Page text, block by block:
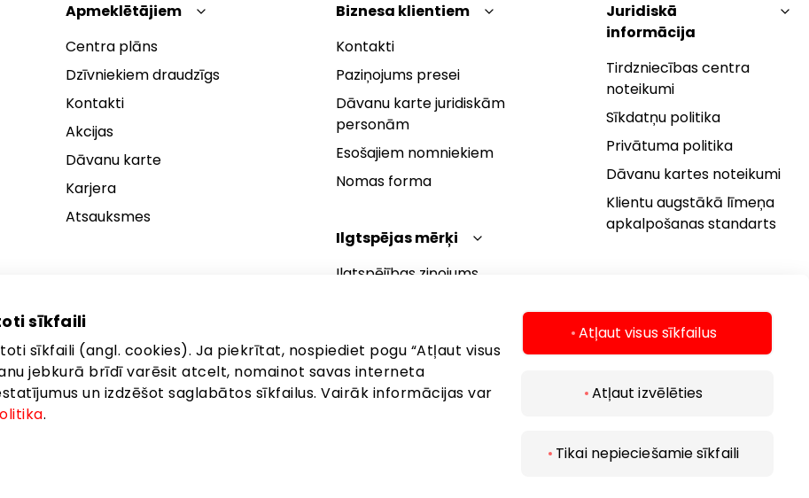
sīkfaili
sīkfaili (angl. cookies). Ja piekrītat, nospiediet pogu “Atļaut visus
jebkurā brīdī varēsit atcelt, nomainot savas interneta
un izdzēšot saglabātos sīkfailus. Vairāk informācijas var
.
Atļaut visus sīkfailus
Atļaut izvēlēties
Tikai nepieciešamie sīkfaili
Apmeklētājiem
Centra plāns
Dzīvniekiem draudzīgs
Kontakti
Akcijas
Dāvanu karte
Karjera
Atsauksmes
Biznesa klientiem
Kontakti
Paziņojums presei
Dāvanu karte juridiskām
personām
Esošajiem nomniekiem
Nomas forma
Ilgtspējas mērķi
Ilgtspējības ziņojums
Juridiskā
informācija
Tirdzniecības centra
noteikumi
Sīkdatņu politika
Privātuma politika
Dāvanu kartes noteikumi
Klientu augstākā līmeņa
apkalpošanas standarts